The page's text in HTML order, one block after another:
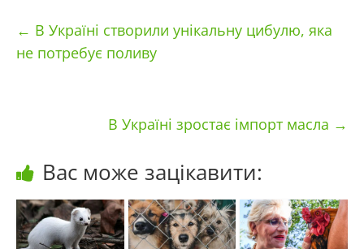
← В Україні створили унікальну цибулю, яка
не потребує поливу
В Україні зростає імпорт масла →
Вас може зацікавити: